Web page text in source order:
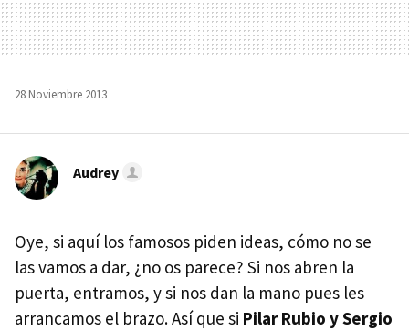
28 Noviembre 2013
Audrey
Oye, si aquí los famosos piden ideas, cómo no se
las vamos a dar, ¿no os parece? Si nos abren la
puerta, entramos, y si nos dan la mano pues les
arrancamos el brazo. Así que si Pilar Rubio y Sergio